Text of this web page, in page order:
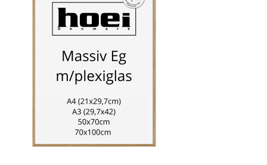
Mulighederne
kan
vælges
på